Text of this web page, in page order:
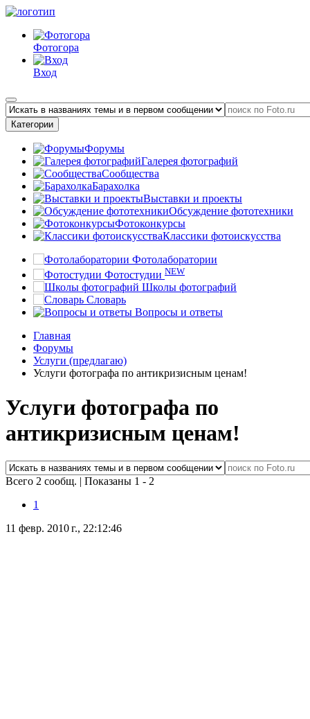
Фотогора
Вход
Категории
Форумы
Галерея фотографий
Сообщества
Барахолка
Выставки и проекты
Обсуждение фототехники
Фотоконкурсы
Классики фотоискусства
Фотолаборатории
Фотостудии NEW
Школы фотографий
Словарь
Вопросы и ответы
Главная
Форумы
Услуги (предлагаю)
Услуги фотографа по антикризисным ценам!
Услуги фотографа по
антикризисным ценам!
Всего 2 сообщ. | Показаны 1 - 2
1
11 февр. 2010 г., 22:12:46